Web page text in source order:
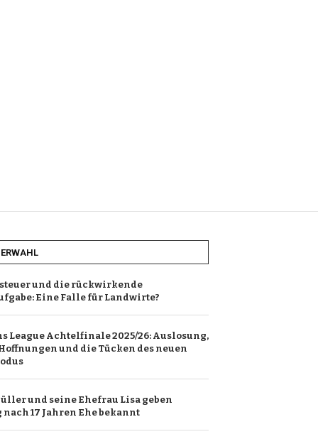
und die rückwirkende
Eine Falle für Landwirte?
League Achtelfinale 2025/26: Auslosung,
und die Tücken des neuen
und seine Ehefrau Lisa geben
17 Jahren Ehe bekannt